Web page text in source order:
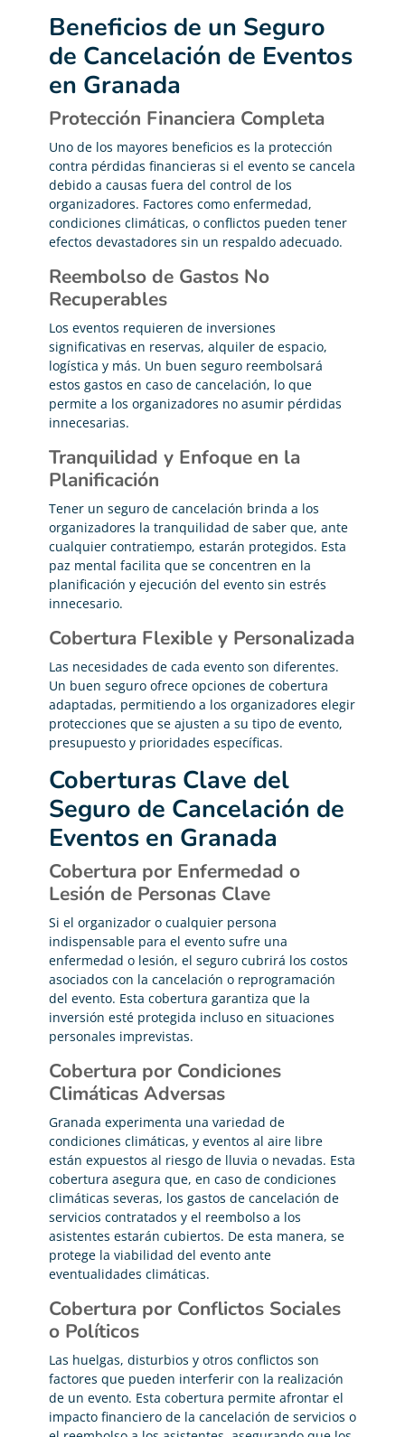
Beneficios de un Seguro
de Cancelación de Eventos
en Granada
Protección Financiera Completa
Uno de los mayores beneficios es la protección
contra pérdidas financieras si el evento se cancela
debido a causas fuera del control de los
organizadores. Factores como enfermedad,
condiciones climáticas, o conflictos pueden tener
efectos devastadores sin un respaldo adecuado.
Reembolso de Gastos No
Recuperables
Los eventos requieren de inversiones
significativas en reservas, alquiler de espacio,
logística y más. Un buen seguro reembolsará
estos gastos en caso de cancelación, lo que
permite a los organizadores no asumir pérdidas
innecesarias.
Tranquilidad y Enfoque en la
Planificación
Tener un seguro de cancelación brinda a los
organizadores la tranquilidad de saber que, ante
cualquier contratiempo, estarán protegidos. Esta
paz mental facilita que se concentren en la
planificación y ejecución del evento sin estrés
innecesario.
Cobertura Flexible y Personalizada
Las necesidades de cada evento son diferentes.
Un buen seguro ofrece opciones de cobertura
adaptadas, permitiendo a los organizadores elegir
protecciones que se ajusten a su tipo de evento,
presupuesto y prioridades específicas.
Coberturas Clave del
Seguro de Cancelación de
Eventos en Granada
Cobertura por Enfermedad o
Lesión de Personas Clave
Si el organizador o cualquier persona
indispensable para el evento sufre una
enfermedad o lesión, el seguro cubrirá los costos
asociados con la cancelación o reprogramación
del evento. Esta cobertura garantiza que la
inversión esté protegida incluso en situaciones
personales imprevistas.
Cobertura por Condiciones
Climáticas Adversas
Granada experimenta una variedad de
condiciones climáticas, y eventos al aire libre
están expuestos al riesgo de lluvia o nevadas. Esta
cobertura asegura que, en caso de condiciones
climáticas severas, los gastos de cancelación de
servicios contratados y el reembolso a los
asistentes estarán cubiertos. De esta manera, se
protege la viabilidad del evento ante
eventualidades climáticas.
Cobertura por Conflictos Sociales
o Políticos
Las huelgas, disturbios y otros conflictos son
factores que pueden interferir con la realización
de un evento. Esta cobertura permite afrontar el
impacto financiero de la cancelación de servicios o